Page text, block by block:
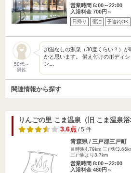
営業時間 6:00～22:00
入浴料金 700円～
日帰り 宿泊 子連れOK
50代～
男性
加温なしの源泉（30度くらい？）
かと思います。 備え付けのボディ
ン…
関連情報から探す
りんごの里 こま温泉（旧 こま温泉浴
3.6点/ 5 件
青森県 / 三戸郡三戸町
目時駅4.79km 三戸駅
三戸駅より3.7km
営業時間 8:00～22:00
入浴料金 480円～